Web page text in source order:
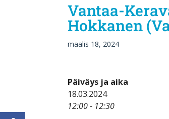
Vantaa-
Hokkanen
maalis 18, 2024
Päiväys ja aika
18.03.2024
12:00 - 12:30